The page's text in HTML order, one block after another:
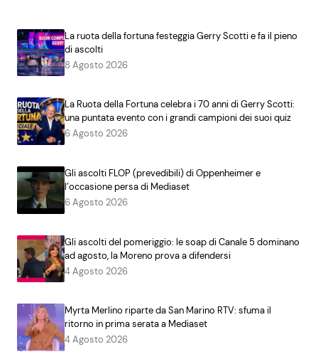
La ruota della fortuna festeggia Gerry Scotti e fa il pieno
di ascolti
8 Agosto 2026
La Ruota della Fortuna celebra i 70 anni di Gerry Scotti:
una puntata evento con i grandi campioni dei suoi quiz
6 Agosto 2026
Gli ascolti FLOP (prevedibili) di Oppenheimer e
l’occasione persa di Mediaset
6 Agosto 2026
Gli ascolti del pomeriggio: le soap di Canale 5 dominano
ad agosto, la Moreno prova a difendersi
4 Agosto 2026
Myrta Merlino riparte da San Marino RTV: sfuma il
ritorno in prima serata a Mediaset
4 Agosto 2026